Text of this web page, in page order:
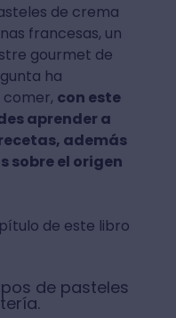
de crema
francesas, un
gourmet de
ha
con este
aprender a
además
sobre el origen
de este libro
de pasteles